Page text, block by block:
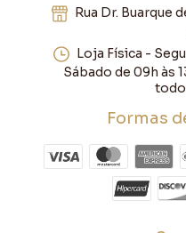
Rua Dr. Buarque
Loja Física -
Sábado de 09h às
Formas